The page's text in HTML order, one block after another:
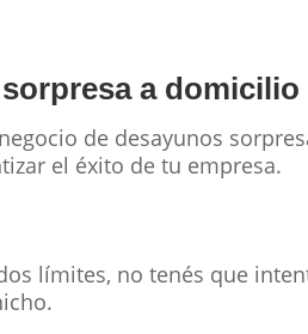
a domicilio
de desayunos
el éxito de tu empresa.
límites, no tenés que